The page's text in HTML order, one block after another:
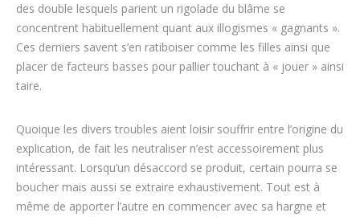
des double lesquels parient un rigolade du blâme se
concentrent habituellement quant aux illogismes « gagnants ».
Ces derniers savent s’en ratiboiser comme les filles ainsi que
placer de facteurs basses pour pallier touchant à « jouer » ainsi
taire.
Quoique les divers troubles aient loisir souffrir entre l’origine du
explication, de fait les neutraliser n’est accessoirement plus
intéressant. Lorsqu’un désaccord se produit, certain pourra se
boucher mais aussi se extraire exhaustivement. Tout est à
même de apporter l’autre en commencer avec sa hargne et